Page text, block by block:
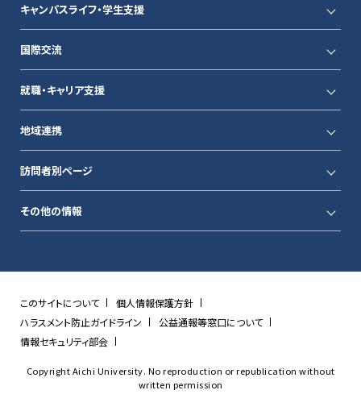
キャンパスライフ・学生支援
国際交流
就職・キャリア支援
地域連携
訪問者別ページ
その他の情報
このサイトについて
個人情報保護方針
ハラスメント防止ガイドライン
公益通報等窓口について
情報セキュリティ部会
Copyright Aichi University. No reproduction or republication without
written permission